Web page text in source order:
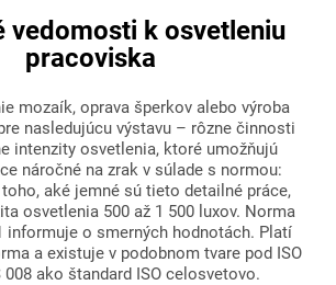
vedomosti k osvetleniu
pracoviska
mozaík, oprava šperkov alebo výroba
nasledujúcu výstavu – rôzne činnosti
intenzity osvetlenia, ktoré umožňujú
náročné na zrak v súlade s normou:
aké jemné sú tieto detailné práce,
osvetlenia 500 až 1 500 luxov. Norma
informuje o smerných hodnotách. Platí
a existuje v podobnom tvare pod ISO
008 ako štandard ISO celosvetovo.